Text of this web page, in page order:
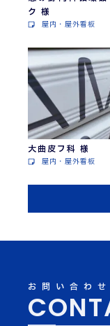
ク 様
屋内・屋外看板
大曲皮フ科 様
屋内・屋外看板
お問い合わせ